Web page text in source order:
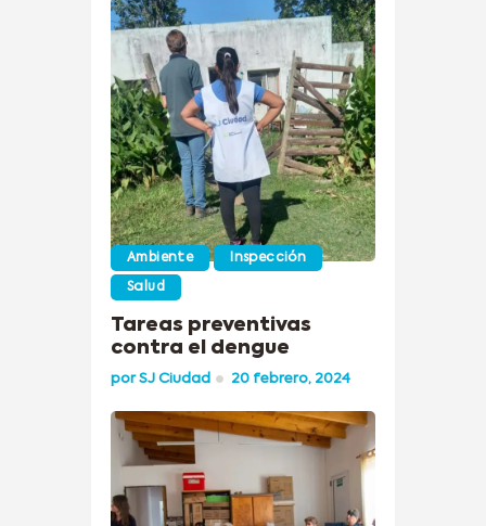
Ambiente Inspección
Salud
Tareas preventivas
contra el dengue
porSJ Ciudad 20 febrero, 2024